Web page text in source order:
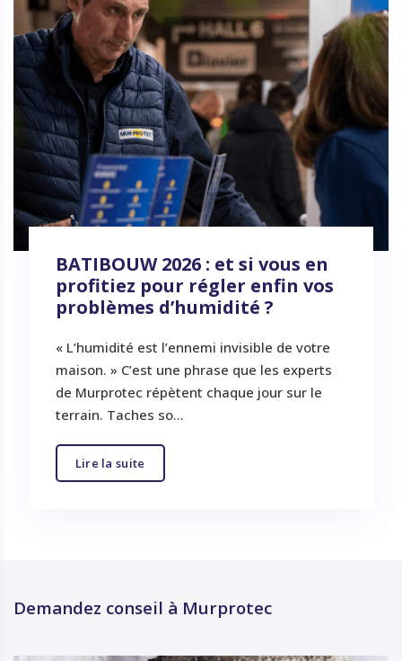
BATIBOUW 2026 : et si vous en
profitiez pour régler enfin vos
problèmes d’humidité ?
« L’humidité est l’ennemi invisible de votre
maison. » C’est une phrase que les experts
de Murprotec répètent chaque jour sur le
terrain. Taches so...
Lire la suite
Demandez conseil à Murprotec